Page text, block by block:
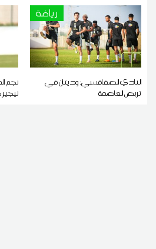
رياضة
النادي الصفاقسي: وديتان في
تربص العاصمة
نجم